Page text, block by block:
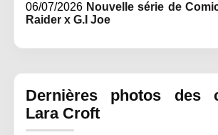
06/07/2026 Nouvelle série de
Raider x G.I Joe
Dernières photos des
Lara Croft